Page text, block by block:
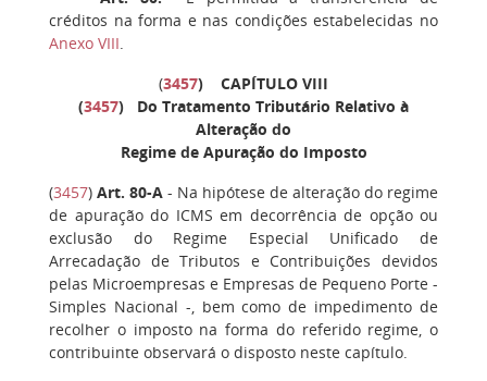
créditos na forma e nas condições estabelecidas no
Anexo VIII.
(3457) CAPÍTULO VIII
(3457) Do Tratamento Tributário Relativo à
Alteração do
Regime de Apuração do Imposto
(3457) Art. 80-A - Na hipótese de alteração do regime
de apuração do ICMS em decorrência de opção ou
exclusão do Regime Especial Unificado de
Arrecadação de Tributos e Contribuições devidos
pelas Microempresas e Empresas de Pequeno Porte -
Simples Nacional -, bem como de impedimento de
recolher o imposto na forma do referido regime, o
contribuinte observará o disposto neste capítulo.